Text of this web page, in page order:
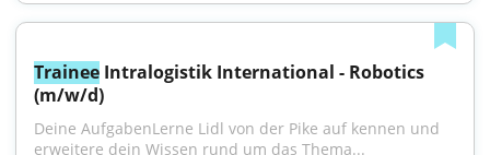
Trainee Intralogistik International - Robotics
(m/w/d)
Deine AufgabenLerne Lidl von der Pike auf kennen und
erweitere dein Wissen rund um das Thema...